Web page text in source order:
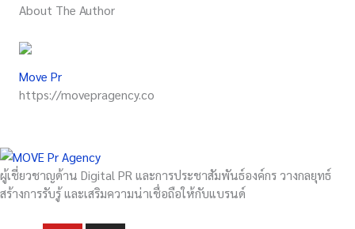
About The Author
Move Pr
https://movepragency.co
ผู้เชี่ยวชาญด้าน Digital PR และการประชาสัมพันธ์องค์กร วางกลยุทธ์
สร้างการรับรู้ และเสริมความน่าเชื่อถือให้กับแบรนด์